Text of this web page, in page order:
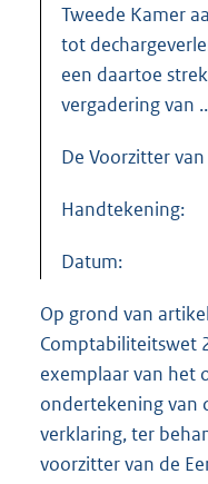
Tweede Kamer
tot
een daartoe
vergadering van
De Voorzitter
Handtekening:
Datum:
Op grond van
Comptabiliteitswet
exemplaar van het
ondertekening van
verklaring, ter
voorzitter van de